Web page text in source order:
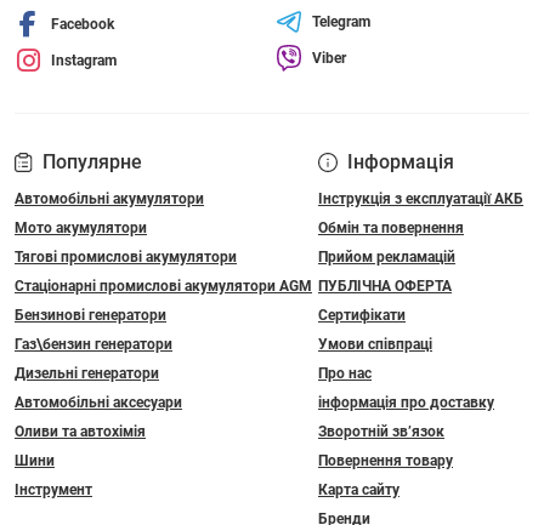
Популярне
Автомобільні акумулятори
Мото акумулятори
Тягові промислові акумулятори
Стаціонарні промислові акумулятори АGM
Бензинові генератори
Газ\бензин генератори
Дизельні генератори
Автомобільні аксесуари
Оливи та автохімія
Шини
Інструмент
Інформація
Інструкція з експлуатації АКБ
Обмін та повернення
Прийом рекламацій
ПУБЛІЧНА ОФЕРТА
Сертифікати
Умови співпраці
Про нас
інформація про доставку
Зворотній зв’язок
Повернення товару
Карта сайту
Бренди
Facebook
Instagram
Telegram
Viber